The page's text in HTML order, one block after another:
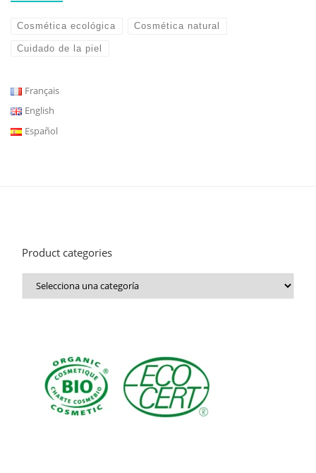
Cosmética ecológica Cosmética natural
Cuidado de la piel
Français
English
Español
Product categories